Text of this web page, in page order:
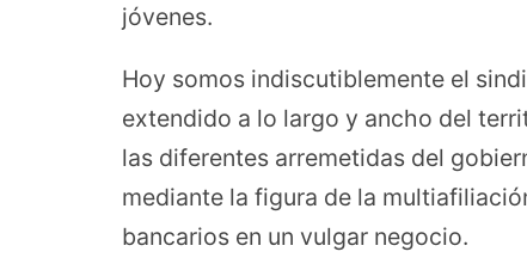
jóvenes.
Hoy somos indiscutiblemente el
extendido a lo largo y ancho del
las diferentes arremetidas del
mediante la figura de la
bancarios en un vulgar negocio.